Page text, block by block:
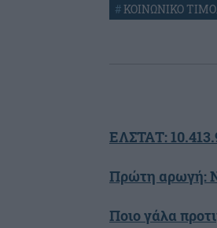
#ΚΟΙΝΩΝΙΚΟ
ΕΛΣΤΑΤ:
Πρώτη αρωγή:
Ποιο γάλα